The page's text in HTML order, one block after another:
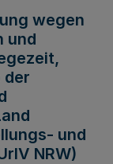
wegen
und
der
und
NRW)